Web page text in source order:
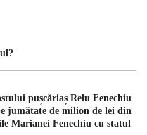
pușcăriaș Relu Fenechiu
jumătate de milion de lei din
Marianei Fenechiu cu statul